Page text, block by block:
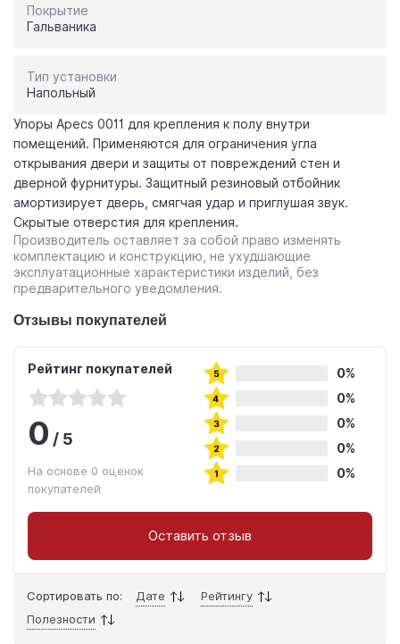
Покрытие
Гальваника
Тип установки
Напольный
Упоры Apecs 0011 для крепления к полу внутри
помещений. Применяются для ограничения угла
открывания двери и защиты от повреждений стен и
дверной фурнитуры. Защитный резиновый отбойник
амортизирует дверь, смягчая удар и приглушая звук.
Скрытые отверстия для крепления.
Производитель оставляет за собой право изменять
комплектацию и конструкцию, не ухудшающие
эксплуатационные характеристики изделий, без
предварительного уведомления.
Отзывы покупателей
Рейтинг покупателей
0/5
На основе 0 оценок
покупателей
0%
0%
0%
0%
0%
Оставить отзыв
Сортировать по: Дате
Рейтингу
Полезности